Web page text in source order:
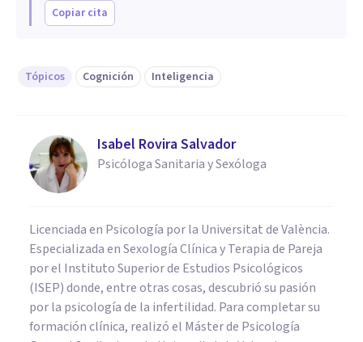
Copiar cita
Tópicos Cognición Inteligencia
Isabel Rovira Salvador
Psicóloga Sanitaria y Sexóloga
Licenciada en Psicología por la Universitat de València.
Especializada en Sexología Clínica y Terapia de Pareja
por el Instituto Superior de Estudios Psicológicos
(ISEP) donde, entre otras cosas, descubrió su pasión
por la psicología de la infertilidad. Para completar su
formación clínica, realizó el Máster de Psicología